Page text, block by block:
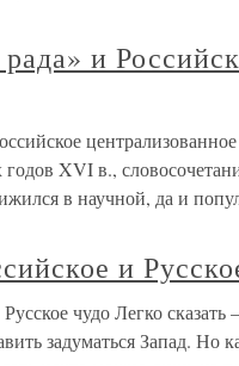
и
XVI в.,
в научной, да и
и
чудо Легко
задуматься Запад. Но